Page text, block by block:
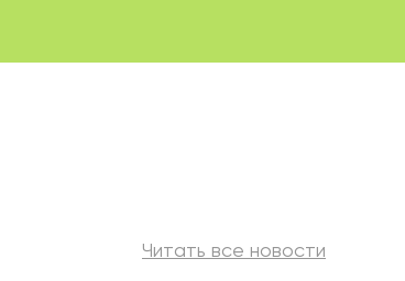
Читать все новости